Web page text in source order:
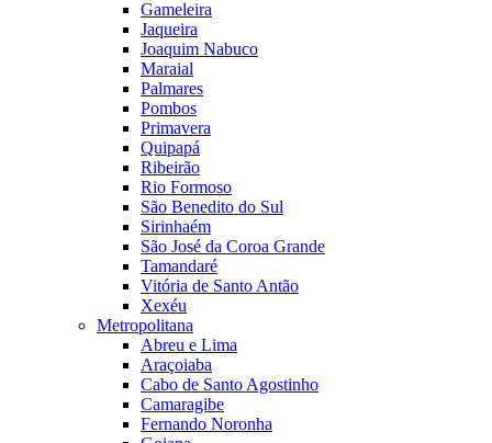
Gameleira
Jaqueira
Joaquim Nabuco
Maraial
Palmares
Pombos
Primavera
Quipapá
Ribeirão
Rio Formoso
São Benedito do Sul
Sirinhaém
São José da Coroa Grande
Tamandaré
Vitória de Santo Antão
Xexéu
Metropolitana
Abreu e Lima
Araçoiaba
Cabo de Santo Agostinho
Camaragibe
Fernando Noronha